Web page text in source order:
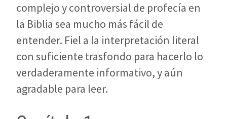
complejo y controversial de profecía en
la Biblia sea mucho más fácil de
entender. Fiel a la interpretación literal
con suficiente trasfondo para hacerlo lo
verdaderamente informativo, y aún
agradable para leer.